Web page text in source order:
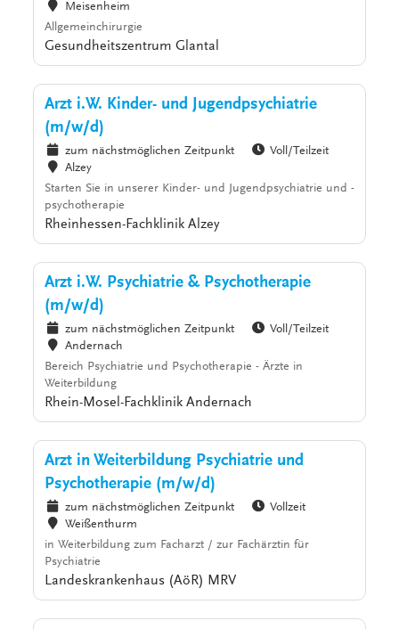
Meisenheim
Allgemeinchirurgie
Gesundheitszentrum Glantal
Arzt i.W. Kinder- und Jugendpsychiatrie
(m/w/d)
zum nächstmöglichen Zeitpunkt
Voll/Teilzeit
Alzey
Starten Sie in unserer Kinder- und Jugendpsychiatrie und -
psychotherapie
Rheinhessen-Fachklinik Alzey
Arzt i.W. Psychiatrie & Psychotherapie
(m/w/d)
zum nächstmöglichen Zeitpunkt
Voll/Teilzeit
Andernach
Bereich Psychiatrie und Psychotherapie - Ärzte in
Weiterbildung
Rhein-Mosel-Fachklinik Andernach
Arzt in Weiterbildung Psychiatrie und
Psychotherapie (m/w/d)
zum nächstmöglichen Zeitpunkt
Vollzeit
Weißenthurm
in Weiterbildung zum Facharzt / zur Fachärztin für
Psychiatrie
Landeskrankenhaus (AöR) MRV